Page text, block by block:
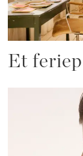
Et